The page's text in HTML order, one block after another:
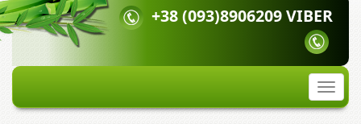
+38 (093)8906209 VIBER